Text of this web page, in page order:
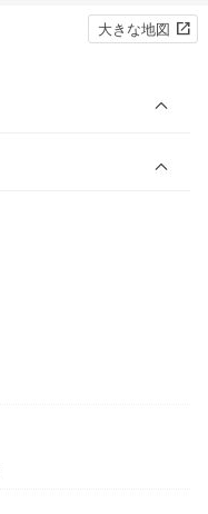
大きな地図